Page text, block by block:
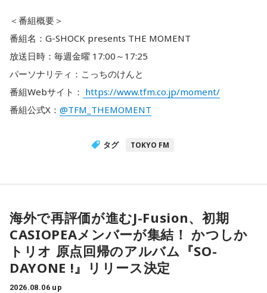
＜番組概要＞
番組名：G-SHOCK presents THE MOMENT
放送日時：毎週金曜 17:00～17:25
パーソナリティ：こっちのけんと
番組Webサイト： https://www.tfm.co.jp/moment/
番組公式X： @TFM_THEMOMENT
タグ TOKYO FM
海外で再評価が進むJ-Fusion、初期
CASIOPEAメンバーが集結！ かつしか
トリオ 原点回帰のアルバム『SO-
DAYONE !』リリース決定
2026.08.06 up